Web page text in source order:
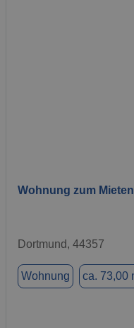
Wohnung zum
Dortmund, 44357
Wohnung ca. 73,00